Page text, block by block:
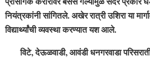
नियंत्रकांनी सांगितले. अखेर रात्री उशिरा या
विद्यार्थ्यांची व्यवस्था करण्यात यश आले.
विटे, देऊळवाडी, आवंडी धनगरवाडा परिसरातील